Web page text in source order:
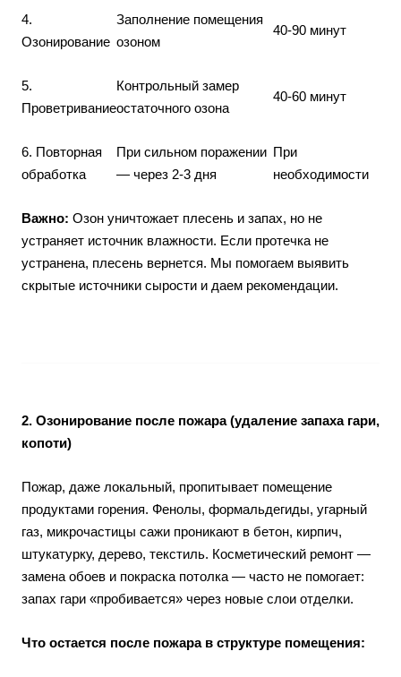
4.
Озонирование
Заполнение помещения
озоном
40-90 минут
5.
Проветривание
Контрольный замер
остаточного озона
40-60 минут
6. Повторная
обработка
При сильном поражении
— через 2-3 дня
При
необходимости
Важно: Озон уничтожает плесень и запах, но не
устраняет источник влажности. Если протечка не
устранена, плесень вернется. Мы помогаем выявить
скрытые источники сырости и даем рекомендации.
2. Озонирование после пожара (удаление запаха гари,
копоти)
Пожар, даже локальный, пропитывает помещение
продуктами горения. Фенолы, формальдегиды, угарный
газ, микрочастицы сажи проникают в бетон, кирпич,
штукатурку, дерево, текстиль. Косметический ремонт —
замена обоев и покраска потолка — часто не помогает:
запах гари «пробивается» через новые слои отделки.
Что остается после пожара в структуре помещения: